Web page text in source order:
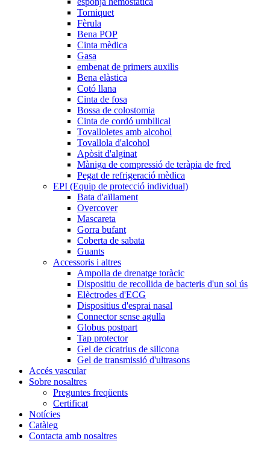
Torniquet
Fèrula
Bena POP
Cinta mèdica
Gasa
embenat de primers auxilis
Bena elàstica
Cotó llana
Cinta de fosa
Bossa de colostomia
Cinta de cordó umbilical
Tovalloletes amb alcohol
Tovallola d'alcohol
Apòsit d'alginat
Màniga de compressió de teràpia de fred
Pegat de refrigeració mèdica
EPI (Equip de protecció individual)
Bata d'aïllament
Overcover
Mascareta
Gorra bufant
Coberta de sabata
Guants
Accessoris i altres
Ampolla de drenatge toràcic
Dispositiu de recollida de bacteris d'un sol ús
Elèctrodes d'ECG
Dispositius d'esprai nasal
Connector sense agulla
Globus postpart
Tap protector
Gel de cicatrius de silicona
Gel de transmissió d'ultrasons
Accés vascular
Sobre nosaltres
Preguntes freqüents
Certificat
Notícies
Catàleg
Contacta amb nosaltres